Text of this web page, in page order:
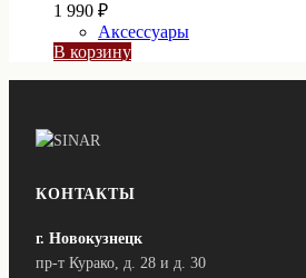
1 990 ₽
Аксессуары
В корзину
КОНТАКТЫ
г. Новокузнецк
пр-т Курако, д. 28 и д. 30